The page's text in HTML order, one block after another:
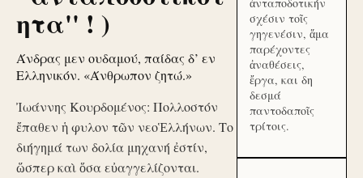
ητα'' ! )
Άνδρας μεν ουδαμού, παίδας δ’ εν
Ελληνικόν. «Άνθρωπον ζητώ.»
Ἰωάννης Κουρδομένος: Πολλοστόν
ἔπαθεν ἡ φυλον τῶν νεοἙλλήνων. Το
διήγημά των δολία μηχανή ἐστίν,
ὥσπερ καὶ ὅσα εὐαγγελίζονται.
σχέσιν τοῖς
γηγενέσιν, ἅμα
παρέχοντες
ἀναθέσεις,
ἔργα, και δη
δεσμά
παντοδαποῖς
τρίτοις.